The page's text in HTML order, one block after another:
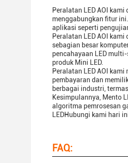
Peralatan LED AOI
menggabungkan fitur
aplikasi seperti
Peralatan LED AOI
sebagian besar
pencahayaan LED
produk Mini LED.
Peralatan LED AOI
pembayaran dan
berbagai industri,
Kesimpulannya, Mento
algoritma pemrosesan
LEDHubungi kami hari
FAQ: